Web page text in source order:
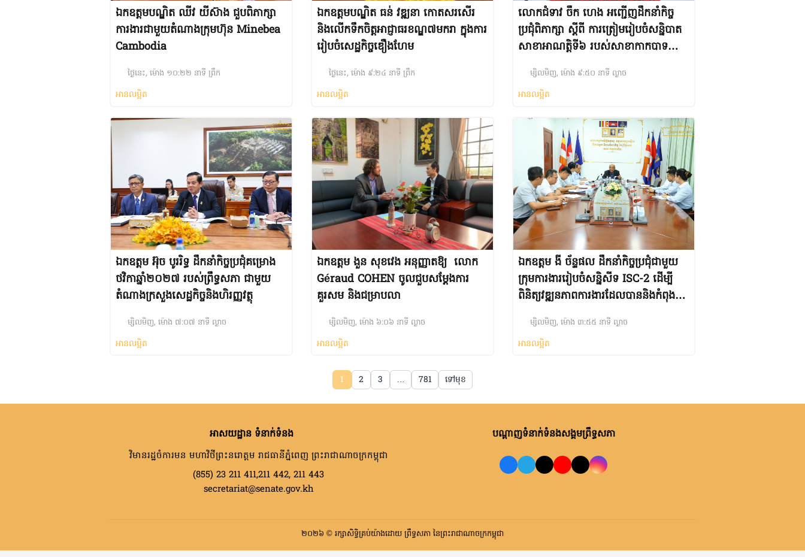
ឯកឧត្តមបណ្ឌិត ឈីវ យីស៊ាង ជួបពិភាក្សា
ការងារជាមួយតំណាងក្រុមហ៊ុន Minebea
Cambodia
ថ្ងៃនេះ, ម៉ោង ១០:២២ នាទី ព្រឹក
អានលម្អិត
ឯកឧត្តមបណ្ឌិត ធន់ វឌ្ឍនា កោតសរសើរ
និងលើកទឹកចិត្តអាជ្ញាធរខណ្ឌ៧មករា ក្នុងការ
រៀបចំសេដ្ឋកិច្ចឌឿងហែម
ថ្ងៃនេះ, ម៉ោង ៩:២៤ នាទី ព្រឹក
អានលម្អិត
លោកជំទាវ ចឹក ហេង អញ្ជើញ​ដឹកនាំកិច្ច
ប្រជុំពិភាក្សា ស្តីពី ការត្រៀមរៀបចំសន្និបាត
សាខាអាណត្តិទី៦ របស់សាខាកាកបាទ
ក្រហមកម្ពុជាខេត្តព្រះវិហារ
ម្សិលមិញ, ម៉ោង ៩:៥០ នាទី ល្ងាច
អានលម្អិត
ឯកឧត្តម អ៊ុច បូររិទ្ធ ដឹកនាំកិច្ចប្រជុំគម្រោង
ថវិកាឆ្នាំ២០២៧ របស់ព្រឹទ្ធសភា ជាមួយ
តំណាងក្រសួងសេដ្ឋកិច្ចនិងហិរញ្ញវត្ថុ
ម្សិលមិញ, ម៉ោង ៧:០៧ នាទី ល្ងាច
អានលម្អិត
ឯកឧត្តម ងួន សុខវេង អនុញ្ញាតឱ្យ លោក
Géraud COHEN ចូលជួបសម្តែងការ
គួរសម និងជម្រាបលា
ម្សិលមិញ, ម៉ោង ៦:០៦ នាទី ល្ងាច
អានលម្អិត
ឯកឧត្តម ងី ច័ន្ទផល ដឹកនាំកិច្ចប្រជុំជាមួយ
ក្រុមការងាររៀបចំសន្និសីទ ISC-2 ដើម្បី
ពិនិត្យវឌ្ឍនភាពការងារដែលបាននិងកំពុង
អនុវត្ត
ម្សិលមិញ, ម៉ោង ៣:៥៥ នាទី ល្ងាច
អានលម្អិត
1 2 3 … 781 ទៅមុខ
អាសយដ្ឋាន ទំនាក់ទំនង
វិមានរដ្ឋចំការមន មហាវិថីព្រះនរោត្តម រាជធានីភ្នំពេញ ព្រះរាជាណាចក្រកម្ពុជា
(855) 23 211 411,211 442, 211 443
secretariat@senate.gov.kh
បណ្តាញទំនាក់ទំនងសង្គមព្រឹទ្ធសភា
២០២៦ © រក្សាសិទ្ធិគ្រប់យ៉ាងដោយ ព្រឹទ្ធសភា នៃព្រះរាជាណាចក្រកម្ពុជា